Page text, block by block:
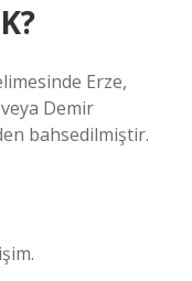
Erze,
Demir
bahsedilmiştir.